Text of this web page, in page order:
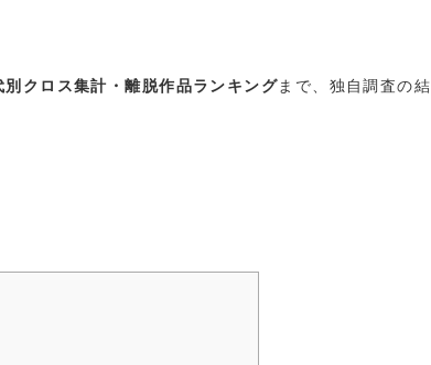
クロス集計・離脱作品ランキングまで、独自調査の結